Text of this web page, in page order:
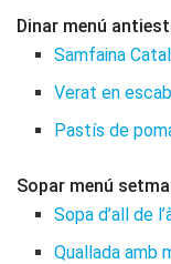
Dinar menú
Samfaina
Verat en
Pastís de
Sopar menú
Sopa d’all de
Quallada amb